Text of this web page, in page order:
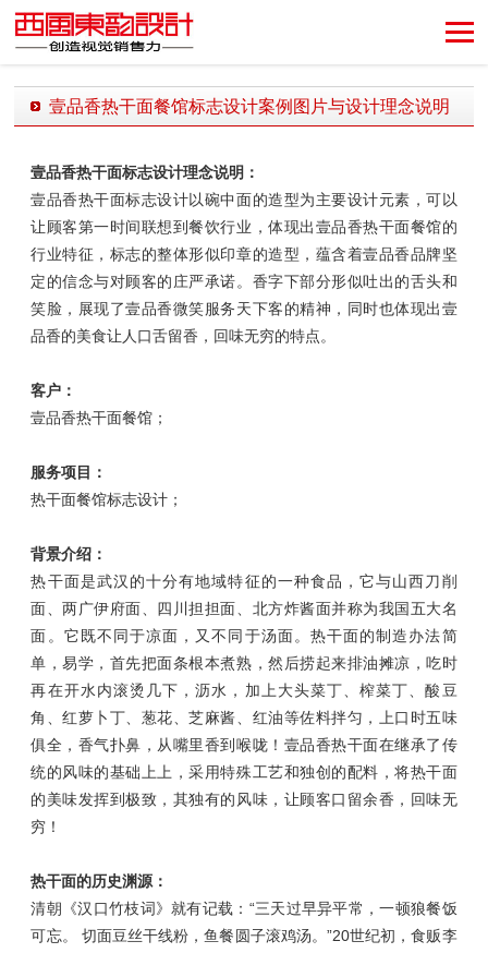
创造视觉销售力！
壹品香热干面餐馆标志设计案例图片与设计理念说明
壹品香热干面标志设计理念说明：
壹品香热干面标志设计以碗中面的造型为主要设计元素，可以
让顾客第一时间联想到餐饮行业，体现出壹品香热干面餐馆的
行业特征，标志的整体形似印章的造型，蕴含着壹品香品牌坚
定的信念与对顾客的庄严承诺。香字下部分形似吐出的舌头和
笑脸，展现了壹品香微笑服务天下客的精神，同时也体现出壹
品香的美食让人口舌留香，回味无穷的特点。
客户：
壹品香热干面餐馆；
服务项目：
热干面餐馆标志设计；
背景介绍：
热干面是武汉的十分有地域特征的一种食品，它与山西刀削
面、两广伊府面、四川担担面、北方炸酱面并称为我国五大名
面。它既不同于凉面，又不同于汤面。热干面的制造办法简
单，易学，首先把面条根本煮熟，然后捞起来排油摊凉，吃时
再在开水内滚烫几下，沥水，加上大头菜丁、榨菜丁、酸豆
角、红萝卜丁、葱花、芝麻酱、红油等佐料拌匀，上口时五味
俱全，香气扑鼻，从嘴里香到喉咙！壹品香热干面在继承了传
统的风味的基础上上，采用特殊工艺和独创的配料，将热干面
的美味发挥到极致，其独有的风味，让顾客口留余香，回味无
穷！
热干面的历史渊源：
清朝《汉口竹枝词》就有记载：“三天过早异平常，一顿狼餐饭
可忘。 切面豆丝干线粉，鱼餐圆子滚鸡汤。”20世纪初，食贩李